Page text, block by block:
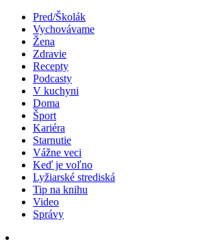
Pred/Školák
Vychovávame
Žena
Zdravie
Recepty
Podcasty
V kuchyni
Doma
Šport
Kariéra
Starnutie
Vážne veci
Keď je voľno
Lyžiarské strediská
Tip na knihu
Video
Správy